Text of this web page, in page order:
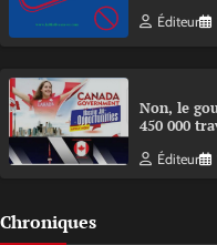
Éditeur
Non, le
450 000
Éditeur
Chroniques